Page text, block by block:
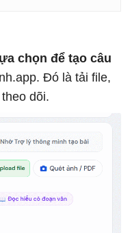
chọn để tạo câu
Đó là tải file,
dõi.